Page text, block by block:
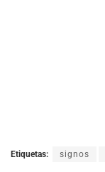
Etiquetas: signos